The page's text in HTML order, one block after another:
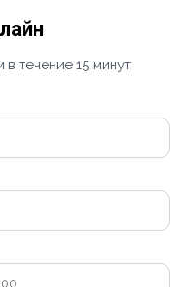
течение 15 минут